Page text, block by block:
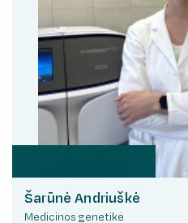
Šarūnė Andriuškė
Medicinos genetikė